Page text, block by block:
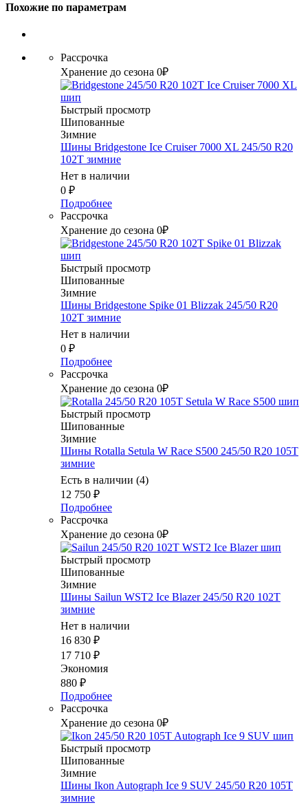
Похожие по параметрам
Рассрочка
Хранение до сезона 0₽
Быстрый просмотр
Шипованные
Зимние
Шины Bridgestone Ice Cruiser 7000 XL 245/50 R20
102T зимние
Нет в наличии
0 ₽
Подробнее
Рассрочка
Хранение до сезона 0₽
Быстрый просмотр
Шипованные
Зимние
Шины Bridgestone Spike 01 Blizzak 245/50 R20
102T зимние
Нет в наличии
0 ₽
Подробнее
Рассрочка
Хранение до сезона 0₽
Быстрый просмотр
Шипованные
Зимние
Шины Rotalla Setula W Race S500 245/50 R20 105T
зимние
Есть в наличии (4)
12 750 ₽
Подробнее
Рассрочка
Хранение до сезона 0₽
Быстрый просмотр
Шипованные
Зимние
Шины Sailun WST2 Ice Blazer 245/50 R20 102T
зимние
Нет в наличии
16 830 ₽
17 710 ₽
Экономия
880 ₽
Подробнее
Рассрочка
Хранение до сезона 0₽
Быстрый просмотр
Шипованные
Зимние
Шины Ikon Autograph Ice 9 SUV 245/50 R20 105T
зимние